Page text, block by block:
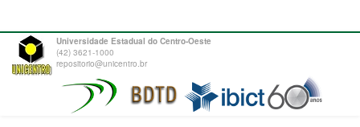
Universidade Estadual do Centro-Oeste
(42) 3621-1000
repositorio@unicentro.br